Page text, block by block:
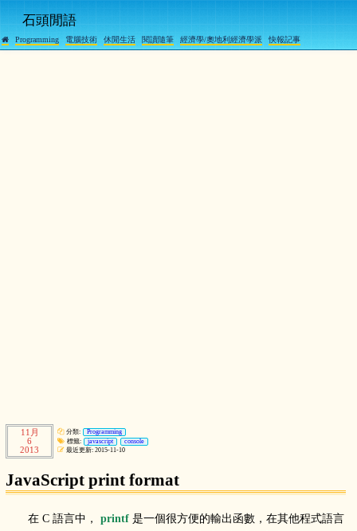
石頭閒語
 Programming 電腦技術 休閒生活 閱讀隨筆 經濟學/奧地利經濟學派 快報記事
11月
6
2013
分類:
Programming
標籤:
javascript
console
最近更新: 2015-11-10
JavaScript print format
在 C 語言中， printf 是一個很方便的輸出函數，在其他程式語言